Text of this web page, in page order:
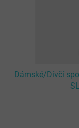
Dámské/Dívčí